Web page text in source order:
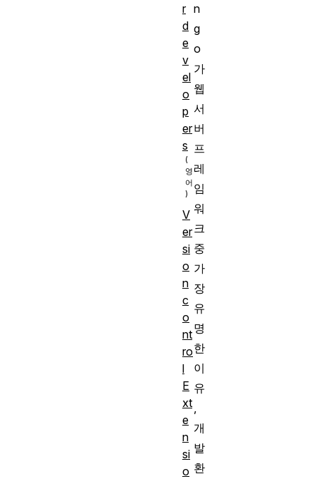
n
g
o
가
웹
서
버
프
레
임
워
크
중
가
장
유
명
한
이
유
,
개
발
환
r
d
e
v
el
o
p
er
s
V
er
si
o
n
c
o
nt
ro
l
E
xt
e
n
si
o